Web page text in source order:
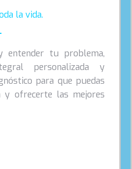
la vida.
entender tu problema,
personalizada y
para que puedas
ofrecerte las mejores